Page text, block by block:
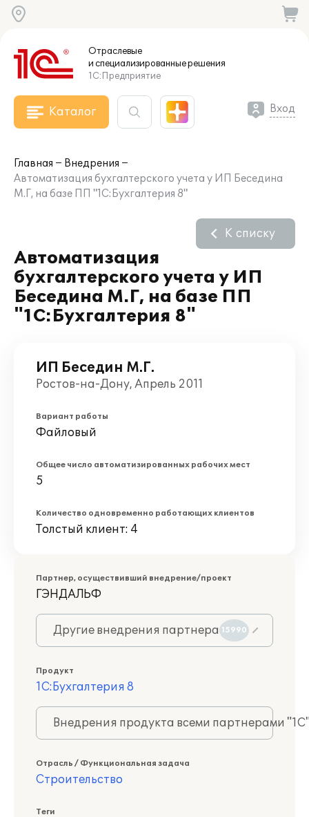
Отраслевые
и специализированныерешения
1С:Предприятие
Каталог Вход
Главная
Внедрения
Автоматизация бухгалтерского учета у ИП Беседина
М.Г, на базе ПП "1С:Бухгалтерия 8"
Автоматизация
бухгалтерского учета у ИП
Беседина М.Г, на базе ПП
"1С:Бухгалтерия 8"
К списку
ИП Беседин М.Г.
Ростов-на-Дону, Апрель 2011
Вариант работы
Файловый
Общее число автоматизированных рабочих мест
5
Количество одновременно работающих клиентов
Толстый клиент: 4
Партнер, осуществивший внедрение/проект
ГЭНДАЛЬФ
Другие внедрения партнера 15990
Продукт
1С:Бухгалтерия 8
Внедрения продукта всеми партнерами
Отрасль / Функциональная задача
Строительство
Теги